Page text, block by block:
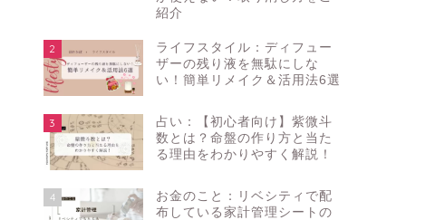
紹介
2
ライフスタイル：ディフュー
ザーの残り液を無駄にしな
い！簡単リメイク＆活用法6選
3
占い：【初心者向け】紫微斗
数とは？命盤の作り方と当た
る理由をわかりやすく解説！
4
お金のこと：リベシティで配
布している家計管理シートの